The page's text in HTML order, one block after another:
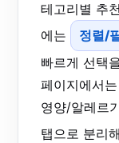
테고리별 추
에는
정렬/
빠르게 선택
페이지에서
영양/알레르
탭으로 분리해